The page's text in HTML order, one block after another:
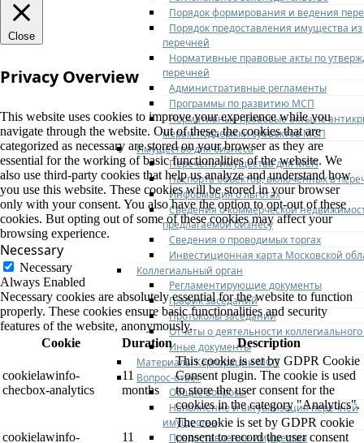
Порядок формирования и ведения
Порядок предоставления имущества из
перечней
Нормативные правовые акты по
перечней
Административные регламенты
Программы по развитию МСП
Нормативные правовые акты по
мерам поддержки субъектов МСП
Имущество для бизнеса
Перечень имущества для МСП
Паспорта объектов, включенных в
Информация о льготах
Сведения о коммерческой
предлагаемой бизнесу
Сведения о проводимых торгах
Инвестиционная карта Московской
Коллегиальный орган
Регламентирующие документы
График заседаний
Протоколы заседаний
Отчеты о деятельности
Иные документы
Материалы Корпорации МСП
Вопрос-ответ
Общие вопросы
Наполнение и актуализация перечней
имущества
Предоставление имущества
Close
Privacy Overview
This website uses cookies to improve your experience while you
navigate through the website. Out of these, the cookies that are
categorized as necessary are stored on your browser as they are
essential for the working of basic functionalities of the website. We
also use third-party cookies that help us analyze and understand how
you use this website. These cookies will be stored in your browser
only with your consent. You also have the option to opt-out of these
cookies. But opting out of some of these cookies may affect your
browsing experience.
Necessary
Necessary
Always Enabled
Necessary cookies are absolutely essential for the website to function
properly. These cookies ensure basic functionalities and security
features of the website, anonymously.
Cookie
Duration Description
cookielawinfo-
checbox-analytics
11
months
This cookie is set by GDPR Cookie
Consent plugin. The cookie is used
to store the user consent for the
cookies in the category "Analytics".
cookielawinfo-
11
The cookie is set by GDPR cookie
consent to record the user consent